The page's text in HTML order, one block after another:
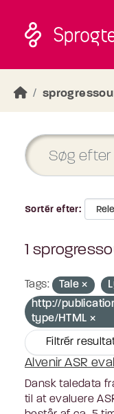
Sortér efter
1
Tags: Tale
http://
type/HTML
Filtrér
Alvenir ASR
Dansk taledata
til at evaluere